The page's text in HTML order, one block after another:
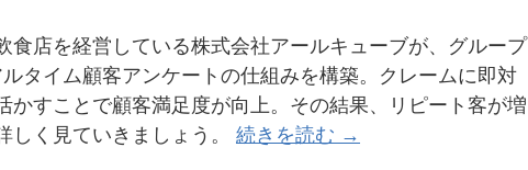
食店を経営している株式会社アールキューブが、グループ
タイム顧客アンケートの仕組みを構築。クレームに即対
かすことで顧客満足度が向上。その結果、リピート客が増
しく見ていきましょう。 続きを読む →